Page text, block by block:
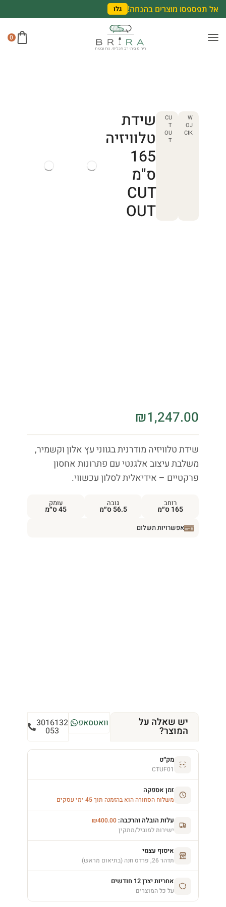
אל תפספסו מוצרים בהנחה! גלו
0
W
OJ
CIK
CU
T
OU
T
שידת
טלוויזיה
165
ס"מ
CUT
OUT
₪1,247.00
שידת טלוויזיה מודרנית בגווני עץ אלון וקשמיר,
משלבת עיצוב אלגנטי עם פתרונות אחסון
פרקטיים – אידיאלית לסלון עכשווי.
רוחב
165 ס״מ
גובה
56.5 ס״מ
עומק
45 ס״מ
אפשרויות תשלום
יש שאלה על
המוצר?
וואטסאפ 3016132
053
מק״ט
CTUF01
זמן אספקה
משלוח הסחורה הוא בהזמנה תוך 45 ימי עסקים
עלות הובלה והרכבה: ₪400.00
ישירות למוביל/מתקין
איסוף עצמי
תדהר 26, פרדס חנה (בתיאום מראש)
אחריות יצרן 12 חודשים
על כל המוצרים